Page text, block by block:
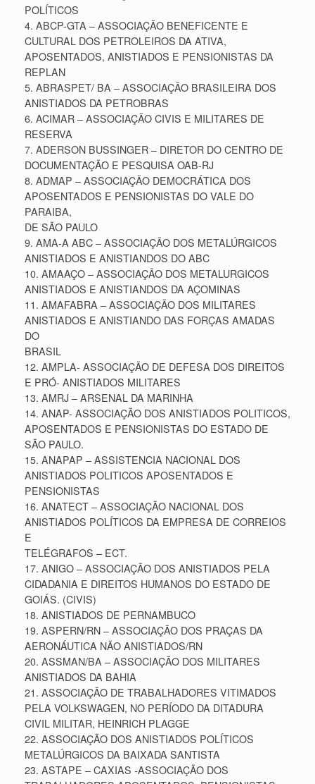
POLÍTICOS
4. ABCP-GTA – ASSOCIAÇÃO BENEFICENTE E
CULTURAL DOS PETROLEIROS DA ATIVA,
APOSENTADOS, ANISTIADOS E PENSIONISTAS DA
REPLAN
5. ABRASPET/ BA – ASSOCIAÇÃO BRASILEIRA DOS
ANISTIADOS DA PETROBRAS
6. ACIMAR – ASSOCIAÇÃO CIVIS E MILITARES DE
RESERVA
7. ADERSON BUSSINGER – DIRETOR DO CENTRO DE
DOCUMENTAÇÃO E PESQUISA OAB-RJ
8. ADMAP – ASSOCIAÇÃO DEMOCRÁTICA DOS
APOSENTADOS E PENSIONISTAS DO VALE DO
PARAIBA,
DE SÃO PAULO
9. AMA-A ABC – ASSOCIAÇÃO DOS METALÚRGICOS
ANISTIADOS E ANISTIANDOS DO ABC
10. AMAAÇO – ASSOCIAÇÃO DOS METALURGICOS
ANISTIADOS E ANISTIANDOS DA AÇOMINAS
11. AMAFABRA – ASSOCIAÇÃO DOS MILITARES
ANISTIADOS E ANISTIANDO DAS FORÇAS AMADAS
DO
BRASIL
12. AMPLA- ASSOCIAÇÃO DE DEFESA DOS DIREITOS
E PRÓ- ANISTIADOS MILITARES
13. AMRJ – ARSENAL DA MARINHA
14. ANAP- ASSOCIAÇÃO DOS ANISTIADOS POLITICOS,
APOSENTADOS E PENSIONISTAS DO ESTADO DE
SÃO PAULO.
15. ANAPAP – ASSISTENCIA NACIONAL DOS
ANISTIADOS POLITICOS APOSENTADOS E
PENSIONISTAS
16. ANATECT – ASSOCIAÇÃO NACIONAL DOS
ANISTIADOS POLÍTICOS DA EMPRESA DE CORREIOS
E
TELÉGRAFOS – ECT.
17. ANIGO – ASSOCIAÇÃO DOS ANISTIADOS PELA
CIDADANIA E DIREITOS HUMANOS DO ESTADO DE
GOIÁS. (CIVIS)
18. ANISTIADOS DE PERNAMBUCO
19. ASPERN/RN – ASSOCIAÇÃO DOS PRAÇAS DA
AERONÁUTICA NÃO ANISTIADOS/RN
20. ASSMAN/BA – ASSOCIAÇÃO DOS MILITARES
ANISTIADOS DA BAHIA
21. ASSOCIAÇÃO DE TRABALHADORES VITIMADOS
PELA VOLKSWAGEN, NO PERÍODO DA DITADURA
CIVIL MILITAR, HEINRICH PLAGGE
22. ASSOCIAÇÃO DOS ANISTIADOS POLÍTICOS
METALÚRGICOS DA BAIXADA SANTISTA
23. ASTAPE – CAXIAS -ASSOCIAÇÃO DOS